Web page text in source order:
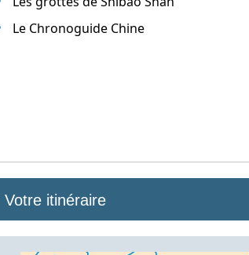
Le Chronoguide Chine
Votre itinéraire